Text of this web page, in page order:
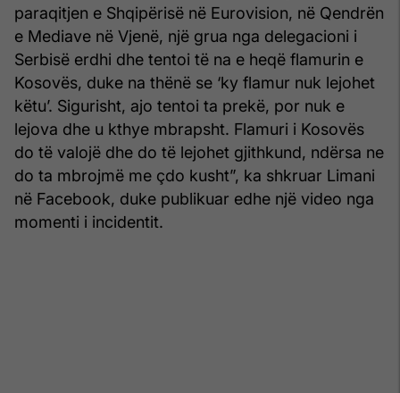
paraqitjen e Shqipërisë në Eurovision, në Qendrën
e Mediave në Vjenë, një grua nga delegacioni i
Serbisë erdhi dhe tentoi të na e heqë flamurin e
Kosovës, duke na thënë se ‘ky flamur nuk lejohet
këtu’. Sigurisht, ajo tentoi ta prekë, por nuk e
lejova dhe u kthye mbrapsht. Flamuri i Kosovës
do të valojë dhe do të lejohet gjithkund, ndërsa ne
do ta mbrojmë me çdo kusht”, ka shkruar Limani
në Facebook, duke publikuar edhe një video nga
momenti i incidentit.